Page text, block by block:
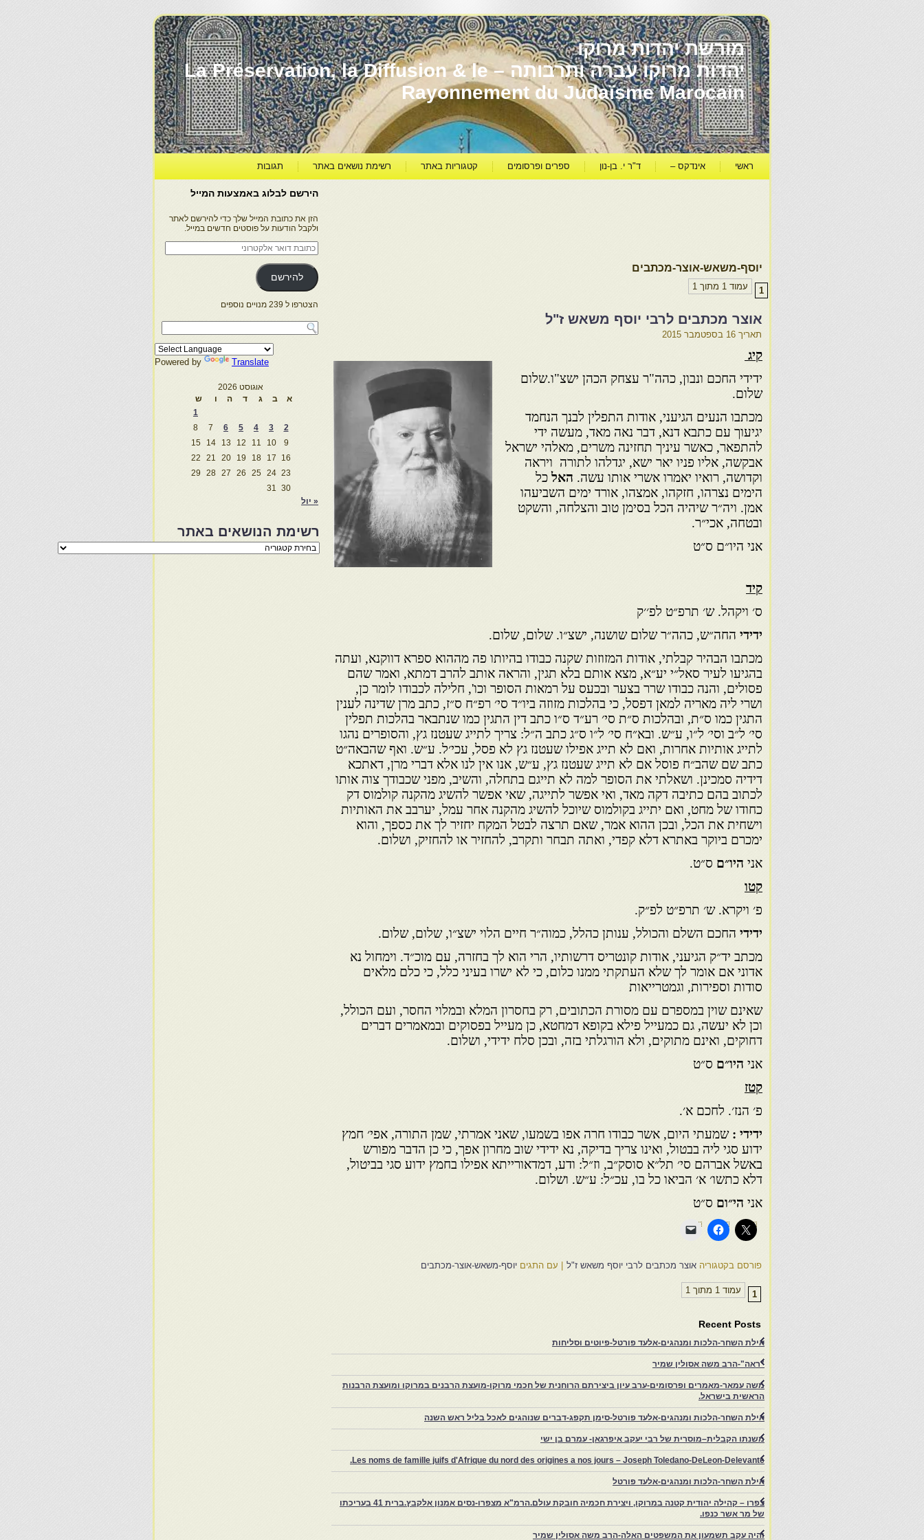
מורשת יהדות מרוקו
יהדות מרוקו עברה ותרבותה – La Préservation, la Diffusion & le
Rayonnement du Judaïsme Marocain
ראשי אינדקס – ד"ר י. בן-נון ספרים ופרסומים קטגוריות באתר רשימת נושאים באתר תגובות
יוסף-משאש-אוצר-מכתבים
עמוד 1 מתוך 1 1
אוצר מכתבים לרבי יוסף משאש ז"ל
תאריך 16 בספטמבר 2015
קיג
ידידי החכם ונבון, כהה"ר עצחק הכהן ישצ"ו.שלום
שלום.
מכתבו הנעים הגיעני, אודות התפלין לבנך הנחמד
יגיעוך עם כתבא דנא, דבר נאה מאד, מעשה ידי
להתפאר, כאשר עיניך תחזינה משרים, מאלהי ישראל
אבקשה, אליו פניו יאר ישא, יגדלהו לתורה ויראה
וקדושה, רואיו יאמרו אשרי אותו עשה. האל כל
הימים נצרהו, חזקהו, אמצהו, אורד ימים השביעהו
אמן. ויה״ר שיהיה הכל בסימן טוב והצלחה, והשקט
ובטחה, אכי״ר.
אני היו״ם ס״ט
קיד
ס׳ ויקהל. ש׳ תרפ״ט לפ׳׳ק
ידידי החה״ש, כהה״ר שלום שושנה, ישצ״ו. שלום, שלום.
מכתבו הבהיר קבלתי, אודות המזוזות שקנה כבודו בהיותו פה מההוא ספרא דווקנא, ועתה
בהגיעו לעיר סאל״י יע״א, מצא אותם בלא תגין, והראה אותב להרב דמתא, ואמר שהם
פסולים, והנה כבודו שרר בצער ובכעס על רמאות הסופר וכו', חלילה לכבודו לומר כן,
ושרי ליה מאריה למאן דפסל, כי בהלכות מזוזה ביו״ד סי׳ רפ״ח ס״ז, כתב מרן שדינה לענין
התגין כמו ס״ת, ובהלכות ס״ת סי׳ רע״ד ס״ו כתב דין התגין כמו שנתבאר בהלכות תפלין
סי׳ ל״ב וסי׳ ל״ו, ע״ש. ובא״ח סי׳ ל״ו ס״ג כתב ה״ל: צריך לתייג שעטנז גץ, והסופרים נהגו
לתייג אותיות אחרות, ואם לא תייג אפילו שעטנז גץ לא פסל, עכי׳ל. ע״ש. ואף שהבאה״ט
כתב שם שהב״ח פוסל אם לא תייג שעטנז גץ, ע״ש, אנו אין לנו אלא דברי מרן, דאתכא
דידיה סמכינן. ושאלתי את הסופר למה לא תייגם בתחלה, והשיב, מפני שכבודך צוה אותו
לכתוב בהם כתיבה דקה מאד, ואי אפשר לתייגה, שאי אפשר להשיג מהקנה קולמוס דק
כחודו של מחט, ואם יתייג בקולמוס שיוכל להשיג מהקנה אחר עמל, יערבב את האותיות
וישחית את הכל, ובכן ההוא אמר, שאם תרצה לבטל המקח יחזיר לך את כספך, והוא
ימכרם ביוקר באתרא דלא קפדי, ואתה תבחר ותקרב, להחזיר או להחזיק, ושלום.
אני היו״ם ס״ט.
קטו
פ׳ ויקרא. ש׳ תרפ״ט לפ״ק.
ידידי החכם השלם והכולל, ענותן כהלל, כמוה״ר חיים הלוי ישצ״ו, שלום, שלום.
מכתב יד״ק הגיעני, אודות קונטריס דרשותיו, הרי הוא לך בחזרה, עם מוכ״ד. וימחול נא
אדוני אם אומר לך שלא העתקתי ממנו כלום, כי לא ישרו בעיני כלל, כי כלם מלאים
סודות וספירות, וגמטרייאות
שאינם שוין במספרם עם מסורת הכתובים, רק בחסרון המלא ובמלוי החסר, ועם הכולל,
וכן לא יעשה, גם כמעייל פילא בקופא דמחטא, כן מעייל בפסוקים ובמאמרים דברים
דחוקים, ואינם מתוקים, ולא הורגלתי בזה, ובכן סלח ידידי, ושלום.
אני היו״ם ס״ט
קטז
פ׳ הנז׳. לחכם א׳.
ידידי :שמעתי היום, אשר כבודו חרה אפו בשמעו, שאני אמרתי, שמן התורה, אפי׳ חמץ
ידוע סגי ליה בבטול, ואינו צריך בדיקה, נא ידידי שוב מחרון אפך, כי כן הדבר מפורש
באשל אברהם סי׳ תל״א סוסק״ב, וז״ל: ודע, דמדאורייתא אפילו בחמץ ידוע סגי בביטול,
דלא כתשו׳ א׳ הביאו כל בו, עכ״ל: ע״ש. ושלום.
אני הי״ום ס״ט
פורסם בקטגוריה אוצר מכתבים לרבי יוסף משאש ז"ל עם התגים יוסף-משאש-אוצר-מכתבים
עמוד 1 מתוך 1 1
Recent Posts
אילת השחר-הלכות ומנהגים-אלעד פורטל-פיוטים וסליחות
"ראה"-הרב משה אסולין שמיר
משה עמאר-מאמרים ופרסומים-ערב עיון ביצירתם הרוחנית של חכמי מרוקו-מועצת הרבנים במרוקו ומועצת הרבנות
הראשית בישראל.
אילת השחר-הלכות ומנהגים-אלעד פורטל-סימן תקפג-דברים שנוהגים לאכל בליל ראש השנה
משנתו הקבלית–מוסרית של רבי יעקב איפרגאן- עמרם בן ישי
Les noms de famille juifs d'Afrique du nord des origines a nos jours – Joseph Toledano-DeLeon-Delevante.
אילת השחר-הלכות ומנהגים-אלעד פורטל
צפרו – קהילה יהודית קטנה במרוקו, ויצירת חכמיה חובקת עולם.הרמ"א מצפרו-נסים אמנון אלקבץ.ברית 41 בעריכתו
של מר אשר כנפו.
והיה עקב תשמעון את המשפטים האלה-הרב משה אסולין שמיר
הירשם לבלוג באמצעות המייל
הזן את כתובת המייל שלך כדי להירשם לאתר
ולקבל הודעות על פוסטים חדשים במייל.
כתובת
דואר
אלקטרוני
להירשם
הצטרפו ל 239 מנויים נוספים
Powered by Translate
אוגוסט 2026
א
ב ג ד ה ו
ש
1
2
3
4
5
6
7
8
9
10
11
12
13
14
15
16
17
18
19
20
21
22
23
24
25
26
27
28
29
30
31
« יול
רשימת הנושאים באתר
רשימת
הנושאים